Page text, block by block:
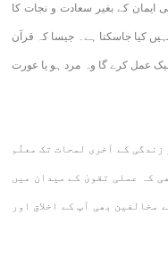
ایمان کے بغیر سعادت و نجات کا
کیا جاسکتا ہے۔ جیسا کہ قرآن
عمل کرے گا وہ مرد ہو یا عورت
کے آخری لمحات تک معلّم
کہ عملی تقویٰ کے میدان میں
بھی آپ کے اخلاق اور